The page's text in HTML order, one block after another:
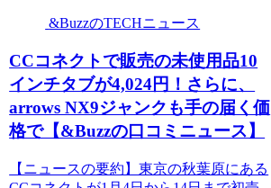
&BuzzのTECHニュース
CCコネクトで販売の未使用品10
インチタブが4,024円！さらに、
arrows NX9ジャンクも手の届く価
格で【&Buzzの口コミニュース】
【ニュースの要約】東京の秋葉原にある